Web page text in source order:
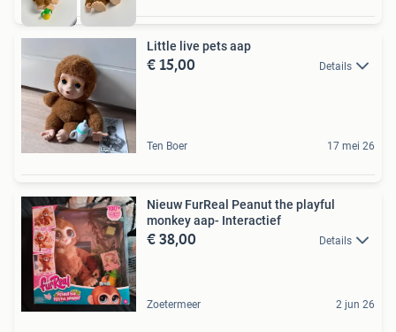
Little live pets aap
€ 15,00 Details
Ten Boer 17 mei 26
Nieuw FurReal Peanut the playful
monkey aap- Interactief
€ 38,00 Details
Zoetermeer 2 jun 26